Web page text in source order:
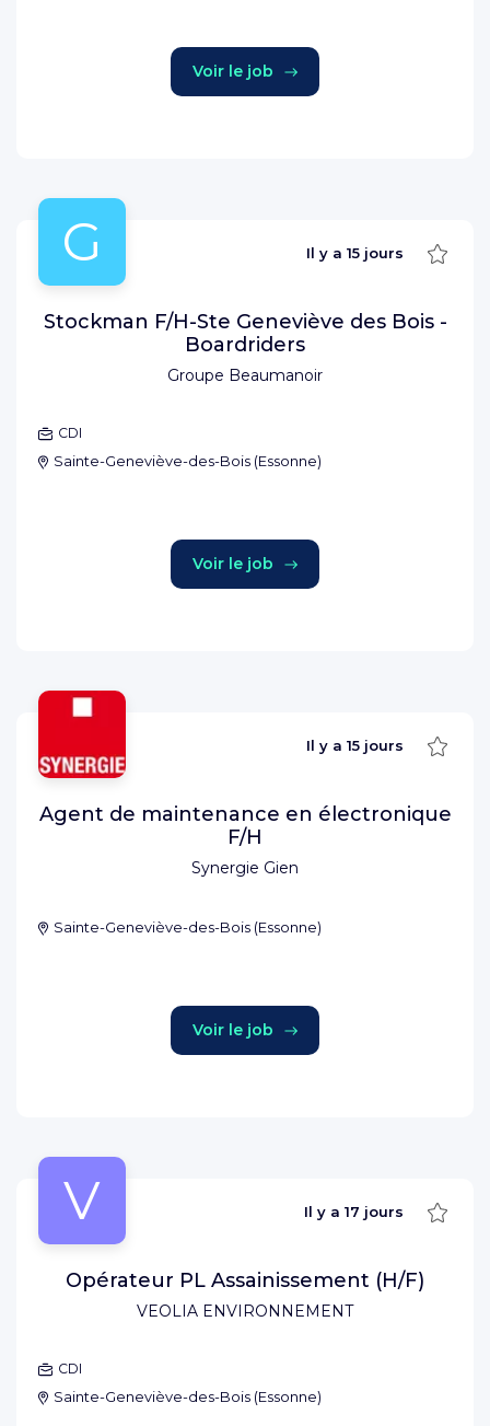
Voir le job
G
Groupe Beaumanoir
Il y a 15 jours
Stockman F/H-Ste Geneviève des Bois -
Boardriders
CDI
Sainte-Geneviève-des-Bois (Essonne)
Voir le job
Synergie Gien
Il y a 15 jours
Agent de maintenance en électronique
F/H
Sainte-Geneviève-des-Bois (Essonne)
Voir le job
V
VEOLIA ENVIRONNEMENT
Il y a 17 jours
Opérateur PL Assainissement (H/F)
CDI
Sainte-Geneviève-des-Bois (Essonne)